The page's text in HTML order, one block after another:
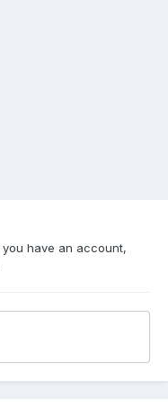
have an account,